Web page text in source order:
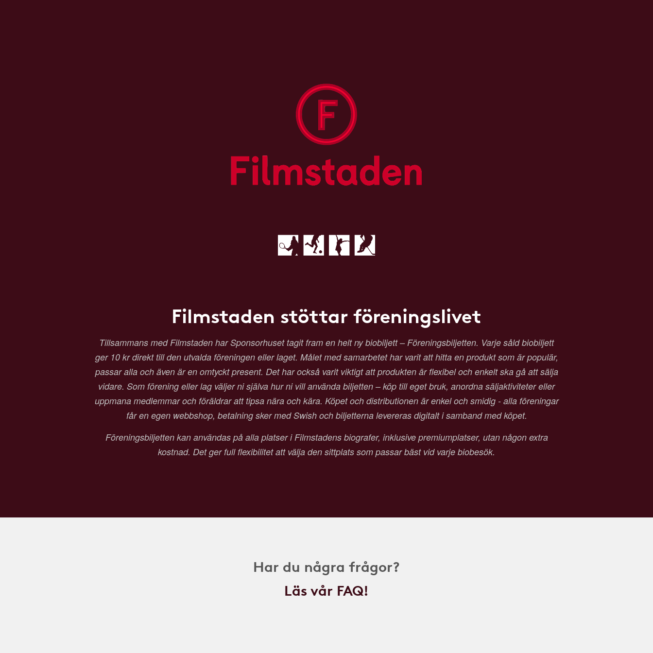
Filmstaden stöttar föreningslivet
Tillsammans med Filmstaden har Sponsorhuset tagit fram en helt ny biobiljett – Föreningsbiljetten. Varje såld biobiljett
ger 10 kr direkt till den utvalda föreningen eller laget. Målet med samarbetet har varit att hitta en produkt som är populär,
passar alla och även är en omtyckt present. Det har också varit viktigt att produkten är flexibel och enkelt ska gå att sälja
vidare. Som förening eller lag väljer ni själva hur ni vill använda biljetten – köp till eget bruk, anordna säljaktiviteter eller
uppmana medlemmar och föräldrar att tipsa nära och kära. Köpet och distributionen är enkel och smidig - alla föreningar
får en egen webbshop, betalning sker med Swish och biljetterna levereras digitalt i samband med köpet.
Föreningsbiljetten kan användas på alla platser i Filmstadens biografer, inklusive premiumplatser, utan någon extra
kostnad. Det ger full flexibilitet att välja den sittplats som passar bäst vid varje biobesök.
Har du några frågor?
Läs vår FAQ!